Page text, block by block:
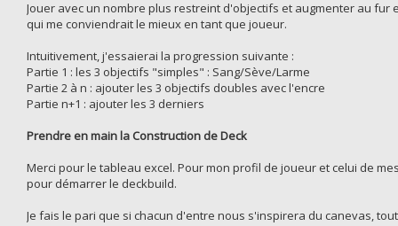
Jouer avec un nombre plus restreint d'objectifs et augmenter au
qui me conviendrait le mieux en tant que joueur.
Intuitivement, j'essaierai la progression suivante :
Partie 1 : les 3 objectifs "simples" : Sang/Sève/Larme
Partie 2 à n : ajouter les 3 objectifs doubles avec l'encre
Partie n+1 : ajouter les 3 derniers
Prendre en main la Construction de Deck
Merci pour le tableau excel. Pour mon profil de joueur et celui de
pour démarrer le deckbuild.
Je fais le pari que si chacun d'entre nous s'inspirera du canevas,